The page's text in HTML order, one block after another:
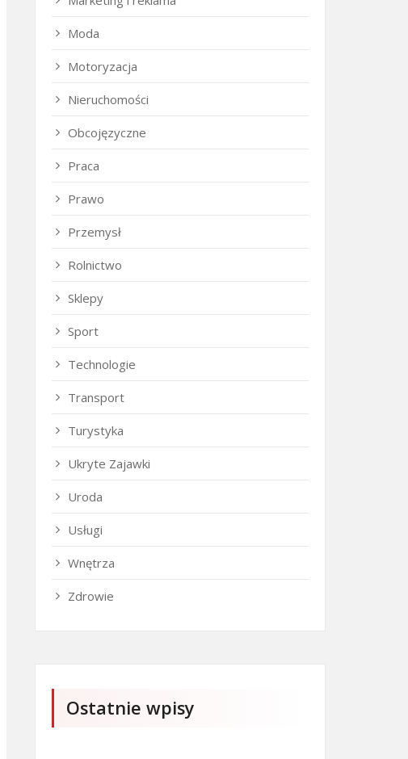
Moda
Motoryzacja
Nieruchomości
Obcojęzyczne
Praca
Prawo
Przemysł
Rolnictwo
Sklepy
Sport
Technologie
Transport
Turystyka
Ukryte Zajawki
Uroda
Usługi
Wnętrza
Zdrowie
Ostatnie wpisy